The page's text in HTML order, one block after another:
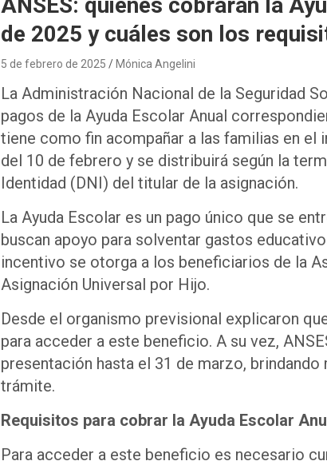
de 2025 y cuáles son los
5 de febrero de 2025 Mónica Angelini
La Administración Nacional de la Seguridad
pagos de la Ayuda Escolar Anual
tiene como fin acompañar a las familias en
del 10 de febrero y se distribuirá según la
Identidad (DNI) del titular de la asignación.
La Ayuda Escolar es un pago único que se
buscan apoyo para solventar gastos
incentivo se otorga a los beneficiarios de la
Asignación Universal por Hijo.
Desde el organismo previsional explicaron
para acceder a este beneficio. A su vez,
presentación hasta el 31 de marzo,
trámite.
Requisitos para cobrar la Ayuda Escolar
Para acceder a este beneficio es necesario